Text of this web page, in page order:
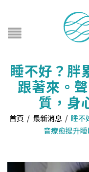
睡不好？胖
跟著來。
質，身
首頁 / 最新消息 / 睡不
音療愈提升